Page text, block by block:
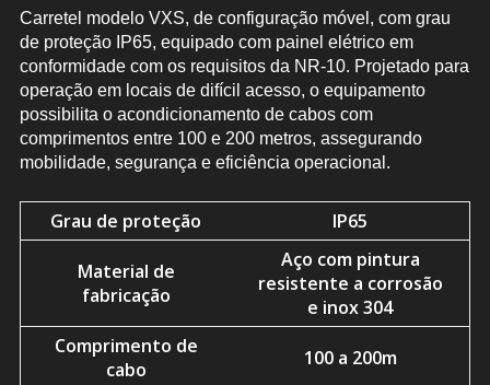
Carretel modelo VXS, de configuração móvel, com grau
de proteção IP65, equipado com painel elétrico em
conformidade com os requisitos da NR-10. Projetado para
operação em locais de difícil acesso, o equipamento
possibilita o acondicionamento de cabos com
comprimentos entre 100 e 200 metros, assegurando
mobilidade, segurança e eficiência operacional.
Grau de proteção IP65
Material de
fabricação
Aço com pintura
resistente a corrosão
e inox 304
Comprimento de
cabo
100 a 200m